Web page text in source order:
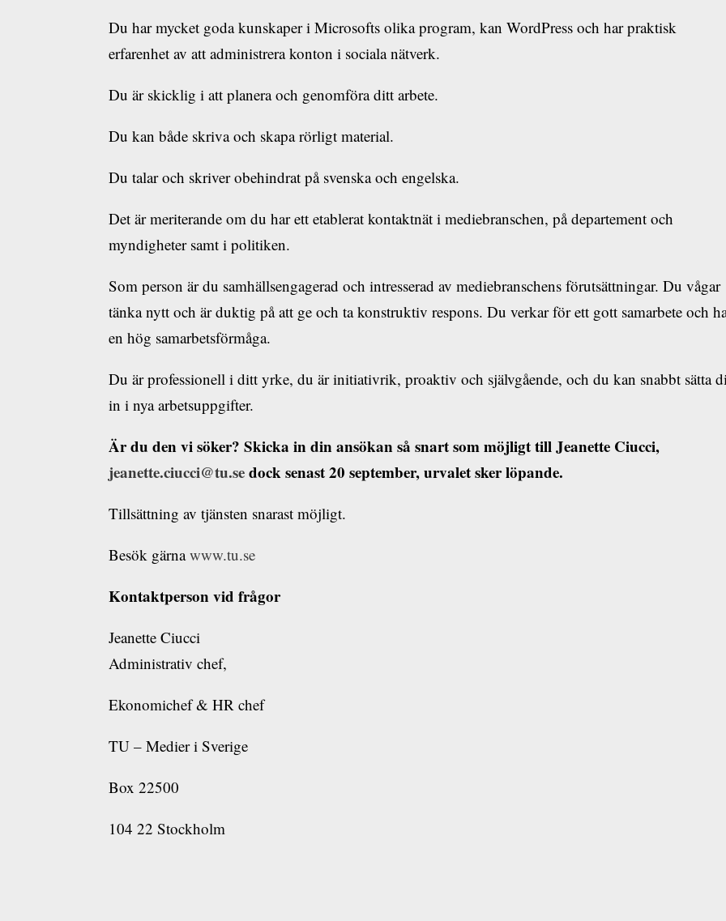
Du har mycket goda kunskaper i Microsofts olika program, kan WordPress och har praktisk
erfarenhet av att administrera konton i sociala nätverk.
Du är skicklig i att planera och genomföra ditt arbete.
Du kan både skriva och skapa rörligt material.
Du talar och skriver obehindrat på svenska och engelska.
Det är meriterande om du har ett etablerat kontaktnät i mediebranschen, på departement och
myndigheter samt i politiken.
Som person är du samhällsengagerad och intresserad av mediebranschens förutsättningar. Du vågar
tänka nytt och är duktig på att ge och ta konstruktiv respons. Du verkar för ett gott samarbete och
en hög samarbetsförmåga.
Du är professionell i ditt yrke, du är initiativrik, proaktiv och självgående, och du kan snabbt sätta
in i nya arbetsuppgifter.
Är du den vi söker? Skicka in din ansökan så snart som möjligt till Jeanette Ciucci,
jeanette.ciucci@tu.sedock senast 20 september, urvalet sker löpande.
Tillsättning av tjänsten snarast möjligt.
Besök gärnawww.tu.se
Kontaktperson vid frågor
Jeanette Ciucci
Administrativ chef,
Ekonomichef & HR chef
TU – Medier i Sverige
Box 22500
104 22 Stockholm